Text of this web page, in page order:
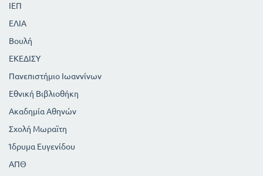
ΙΕΠ
ΕΛΙΑ
Βουλή
ΕΚΕΔΙΣΥ
Πανεπιστήμιο Ιωαννίνων
Εθνική Βιβλιοθήκη
Ακαδημία Αθηνών
Σχολή Μωραϊτη
Ίδρυμα Ευγενίδου
ΑΠΘ